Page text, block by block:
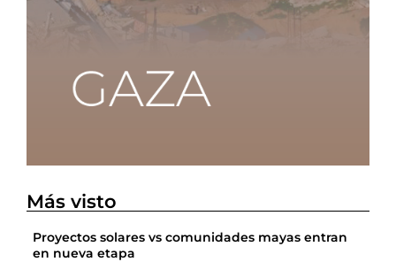
Más visto
Proyectos solares vs comunidades mayas entran
en nueva etapa